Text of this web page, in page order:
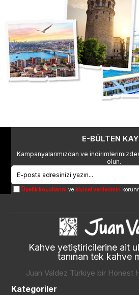
E-BÜLTEN
Kampanyalarımızdan ve
olun.
Üyelik koşullarını vekişisel verilerimin
Kahve yetiştiricilerine ait
tanınan tek kahve
Juan Valdez Türkiye bir Honest
Kategoriler